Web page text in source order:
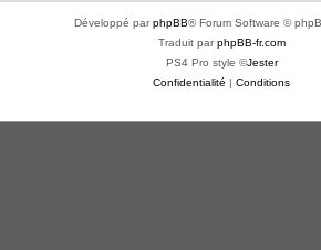
Développé parphpBB® Forum Software ©
Traduit parphpBB-fr.com
PS4 Pro style ©Jester
Confidentialité | Conditions